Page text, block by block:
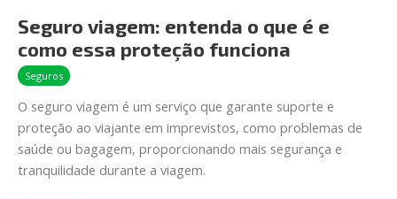
Seguro viagem: entenda o que é e
como essa proteção funciona
Seguros
O seguro viagem é um serviço que garante suporte e
proteção ao viajante em imprevistos, como problemas de
saúde ou bagagem, proporcionando mais segurança e
tranquilidade durante a viagem.
entenda
o
que
é
e
como
essa
proteção